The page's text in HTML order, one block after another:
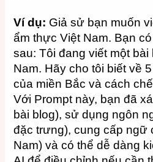
Ví dụ: Giả sử bạn muốn
ẩm thực Việt Nam. Bạn
sau:Tôi đang viết một
Nam. Hãy cho tôi biết về
của miền Bắc và cách
Với Prompt này, bạn đã
bài blog), sử dụng ngôn
đặc trưng), cung cấp ngữ
Nam) và có thể dễ dàng